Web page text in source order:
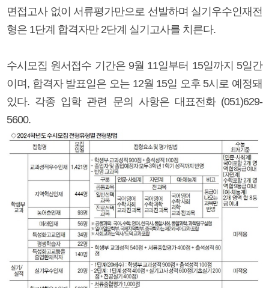
면접고사 없이 서류평가만으로 선발하며 실기우수인재전
형은 1단계 합격자만 2단계 실기고사를 치른다.
수시모집 원서접수 기간은 9월 11일부터 15일까지 5일간
이며, 합격자 발표일은 오는 12월 15일 오후 5시로 예정돼
있다. 각종 입학 관련 문의 사항은 대표전화 (051)629-
5600.